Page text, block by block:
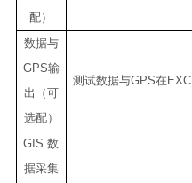
配）
数据与
GPS输
出（可
选配）
测试数据与GPS在
GIS数
据采集